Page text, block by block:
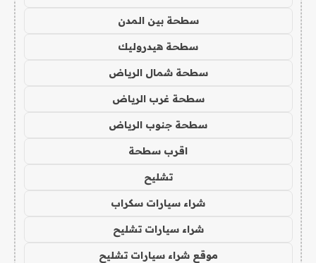
سطحة بين المدن
سطحة هيدروليك
سطحة شمال الرياض
سطحة غرب الرياض
سطحة جنوب الرياض
اقرب سطحة
تشليح
شراء سيارات سكراب
شراء سيارات تشليح
موقع شراء سيارات تشليح